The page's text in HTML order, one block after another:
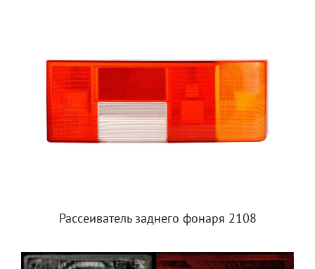
Рассеиватель заднего фонаря 2108